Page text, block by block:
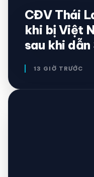
mail
CĐV Thái
khi bị Việt
sau khi
13 GIỜ TRƯỚC